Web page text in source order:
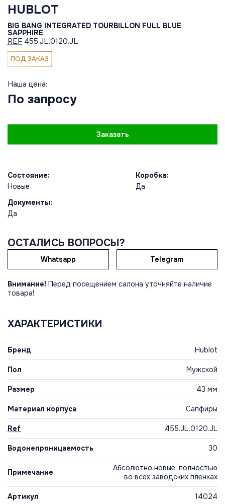
HUBLOT
BIG BANG INTEGRATED TOURBILLON FULL BLUE
SAPPHIRE
REF 455.JL.0120.JL
ПОД ЗАКАЗ
Наша цена:
По запросу
Заказать
Состояние:
Новые
Коробка:
Да
Документы:
Да
ОСТАЛИСЬ ВОПРОСЫ?
Whatsapp Telegram
Внимание! Перед посещением салона уточняйте наличие
товара!
ХАРАКТЕРИСТИКИ
Бренд Hublot
Пол Мужской
Размер 43 мм
Материал корпуса Сапфиры
Ref 455.JL.0120.JL
Водонепроницаемость 30
Примечание
Абсолютно новые, полностью
во всех заводских пленках
Артикул 14024